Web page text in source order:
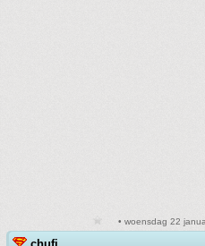
• woensdag 22